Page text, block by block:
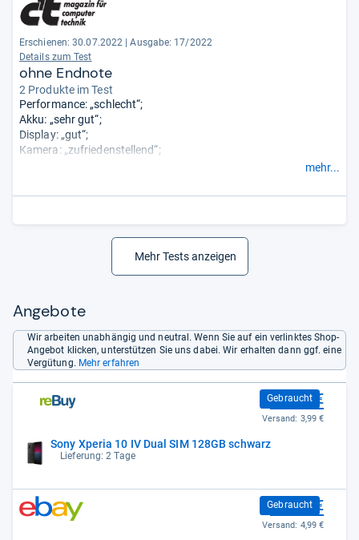
Erschienen: 30.07.2022 | Ausgabe: 17/2022
Details zum Test
ohne Endnote
2 Produkte im Test
Performance: „schlecht“;
Akku: „sehr gut“;
Display: „gut“;
Kamera: „zufriedenstellend“;
mehr...
Mehr Tests anzeigen
Angebote
Wir arbeiten unabhängig und neutral. Wenn Sie auf ein verlinktes Shop-
Angebot klicken, unterstützen Sie uns dabei. Wir erhalten dann ggf. eine
Vergütung. Mehr erfahren
Sony Xperia 10 IV Dual SIM 128GB schwarz
Lieferung: 2 Tage
Gebraucht
244,99 €
Versand: 3,99 €
Gebraucht
399,20 €
Versand: 4,99 €